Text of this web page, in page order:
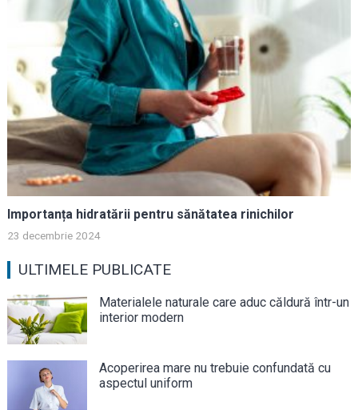
Importanța hidratării pentru sănătatea rinichilor
23 decembrie 2024
ULTIMELE PUBLICATE
Materialele naturale care aduc căldură într-un
interior modern
Acoperirea mare nu trebuie confundată cu
aspectul uniform